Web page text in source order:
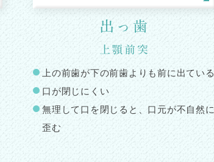
出っ歯
上顎前突
上の前歯が下の前歯よりも前に出ている
口が閉じにくい
無理して口を閉じると、口元が不自然に
歪む